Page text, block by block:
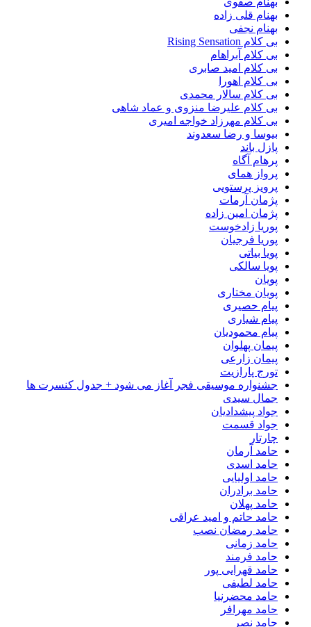
بهنام قلی زاده
بهنام نجفی
بی کلام Rising Sensation
بی کلام آبراهام
بی کلام امید صابری
بی کلام اهورا
بی کلام سالار محمدی
بی کلام علیرضا منزوی و عماد شاهی
بی کلام مهرزاد خواجه امیری
بیوسا و رضا سعدوند
پازل باند
پرهام آگاه
پرواز همای
پرویز پرستویی
پژمان آرمات
پژمان امین زاده
پوریا زادخوست
پوریا فرجیان
پویا بیاتی
پویا سالکی
پویان
پویان مختاری
پیام حصیری
پیام شیاری
پیام محمودیان
پیمان پهلوان
پیمان زارعی
تورج پارازیت
جشنواره موسیقی فجر آغاز می شود + جدول کنسرت ها
جمال سیدی
جواد پیشدادیان
جواد قسمت
چارتار
حامد آرمان
حامد اسدی
حامد اولیایی
حامد برادران
حامد پهلان
حامد حاتم و امید عراقی
حامد رمضان نصب
حامد زمانی
حامد فرمند
حامد قهرایی پور
حامد لطیفی
حامد محضرنیا
حامد مهرافر
حامد نصر